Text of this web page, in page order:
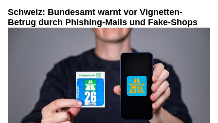
Schweiz: Bundesamt warnt vor Vignetten-
Betrug durch Phishing-Mails und Fake-Shops